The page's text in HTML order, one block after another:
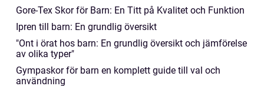
Gore-Tex Skor för Barn: En Titt på Kvalitet och Funktion
Ipren till barn: En grundlig översikt
"Ont i örat hos barn: En grundlig översikt och jämförelse
av olika typer"
Gympaskor för barn en komplett guide till val och
användning